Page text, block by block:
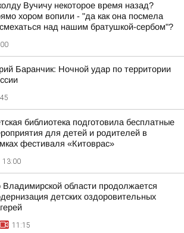
Вучичу некоторое время назад?
хором вопили - "да как она посмела
над нашим братушкой-сербом"?
Баранчик: Ночной удар по территории
библиотека подготовила бесплатные
для детей и родителей в
фестиваля «Китоврас»
13:00
Владимирской области продолжается
детских оздоровительных
11:15